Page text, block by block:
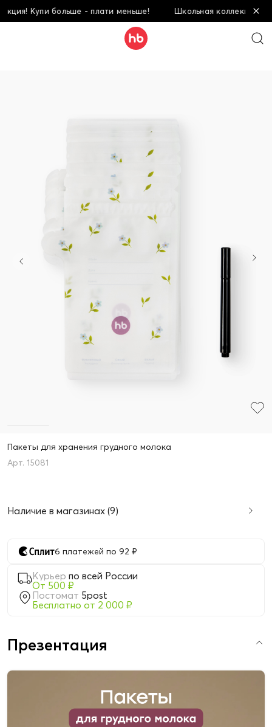
Купи больше - плати меньше! Школьная коллекция! Купи
Пакеты для хранения грудного молока
15081
Наличие в магазинах (9)
6 платежей по 92 ₽
Курьер по всей России
От 500 ₽
Постомат 5post
Бесплатно от 2 000 ₽
Презентация